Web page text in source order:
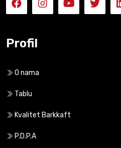
Profil
O nama
Tablu
Kvalitet Barkkaft
P.D.P.A